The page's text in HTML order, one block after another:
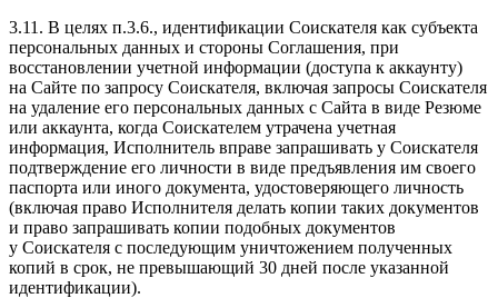
3.11. В целях п.3.6., идентификации Соискателя как субъекта
персональных данных и стороны Соглашения, при
восстановлении учетной информации (доступа к аккаунту)
на Сайте по запросу Соискателя, включая запросы Соискателя
на удаление его персональных данных с Сайта в виде Резюме
или аккаунта, когда Соискателем утрачена учетная
информация, Исполнитель вправе запрашивать у Соискателя
подтверждение его личности в виде предъявления им своего
паспорта или иного документа, удостоверяющего личность
(включая право Исполнителя делать копии таких документов
и право запрашивать копии подобных документов
у Соискателя с последующим уничтожением полученных
копий в срок, не превышающий 30 дней после указанной
идентификации).